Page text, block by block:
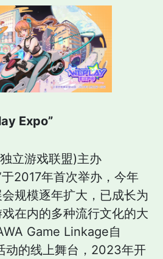
Expo”
立游戏联盟)主办
2017年首次举办，今年
规模逐年扩大，已成长为
在内的多种流行文化的大
Game Linkage自
动的线上舞台，2023年开